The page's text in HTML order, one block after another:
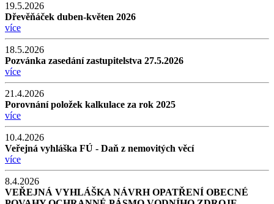
19.5.2026
Dřevěňáček duben-květen 2026
více
18.5.2026
Pozvánka zasedání zastupitelstva 27.5.2026
více
21.4.2026
Porovnání položek kalkulace za rok 2025
více
10.4.2026
Veřejná vyhláška FÚ - Daň z nemovitých věcí
více
8.4.2026
VEŘEJNÁ VYHLÁŠKA NÁVRH OPATŘENÍ OBECNÉ